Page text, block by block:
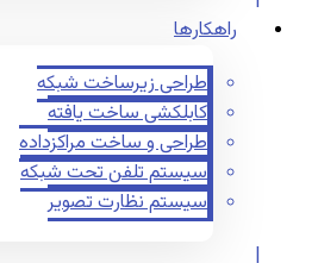
راهکارها
طراحی زیرساخت شبکه
کابلکشی ساخت یافته
طراحی و ساخت مراکزداده
سیستم تلفن تحت شبکه
سیستم نظارت تصویر